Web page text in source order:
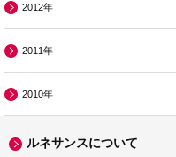
2012年
2011年
2010年
ルネサンスについて